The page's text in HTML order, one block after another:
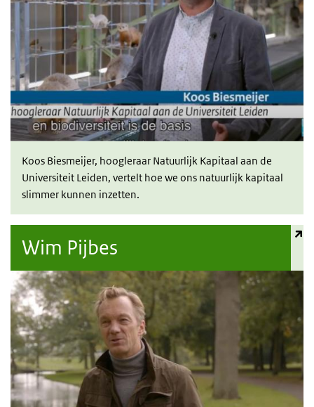
Koos Biesmeijer, hoogleraar Natuurlijk Kapitaal aan de
Universiteit Leiden, vertelt hoe we ons natuurlijk kapitaal
slimmer kunnen inzetten.
Wim Pijbes